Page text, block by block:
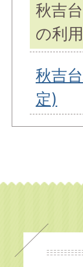
秋吉
の利
秋吉
定)